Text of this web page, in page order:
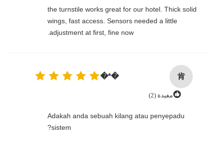
the turnstile works great for our hotel. Thick solid
wings, fast access. Sensors needed a little
adjustment at first, fine now.
肯
�*�
مفيدة (2)
Adakah anda sebuah kilang atau penyepadu
sistem?